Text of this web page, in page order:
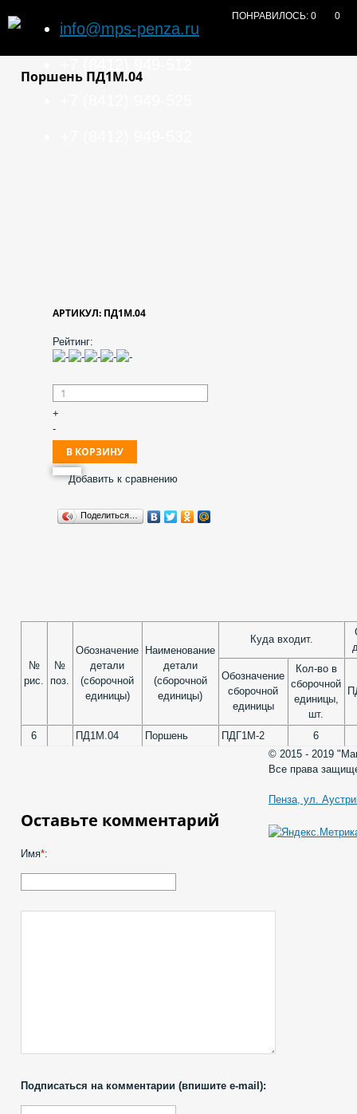
info@mps-penza.ru
ПОНРАВИЛОСЬ: 0 0
Поршень ПД1М.04
АРТИКУЛ: ПД1М.04
Рейтинг:
+
-
Добавить к сравнению
Поделиться…
№
рис.
№
поз.
Обозначение
детали
(сборочной
единицы)
Наименование
детали
(сборочной
единицы)
Куда входит.
Обозначение
сборочной
единицы
Кол-во в
сборочной
единицы,
шт.
6 ПД1М.04 Поршень ПДГ1М-2
6
© 2015 - 2019
Все права
Пенза, ул.
Оставьте комментарий
Имя*:
Подписаться на комментарии (впишите e-mail):